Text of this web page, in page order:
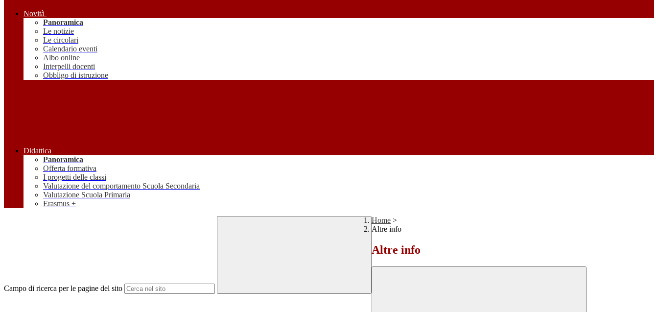
Novità
Panoramica
Le notizie
Le circolari
Calendario eventi
Albo online
Interpelli docenti
Obbligo di istruzione
Didattica
Panoramica
Offerta formativa
I progetti delle classi
Valutazione del comportamento Scuola Secondaria
Valutazione Scuola Primaria
Erasmus +
Campo di ricerca per le pagine del sito
Home >
Altre info
Altre info